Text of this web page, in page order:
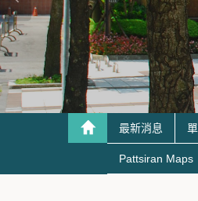
最新消息
Pattsiran Maps